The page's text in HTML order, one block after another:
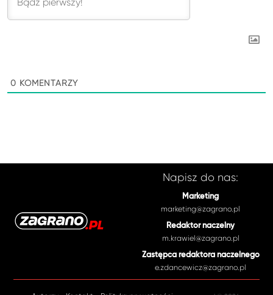
0 KOMENTARZY
Napisz do nas:
Marketing
marketing@zagrano.pl
Redaktor naczelny
m.krawiel@zagrano.pl
Zastępca redaktora naczelnego
e.zdancewicz@zagrano.pl